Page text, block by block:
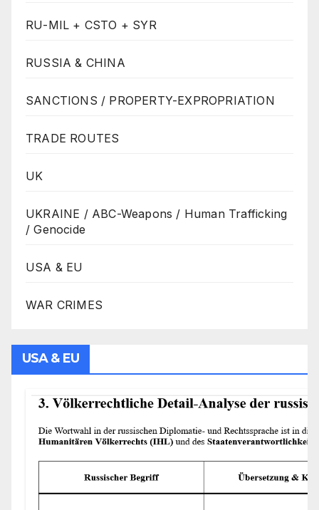
RU-MIL + CSTO + SYR
RUSSIA & CHINA
SANCTIONS / PROPERTY-EXPROPRIATION
TRADE ROUTES
UK
UKRAINE / ABC-Weapons / Human Trafficking
/ Genocide
USA & EU
WAR CRIMES
USA & EU